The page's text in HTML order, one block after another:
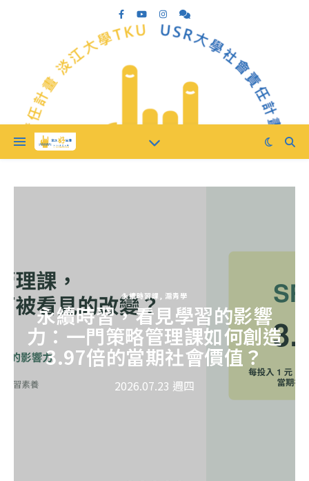
永續時習課 , 滬青學
永續時習，看見學習的影響
力：一門策略管理課如何創造
3.97倍的當期社會價值？
2026.07.23 週四